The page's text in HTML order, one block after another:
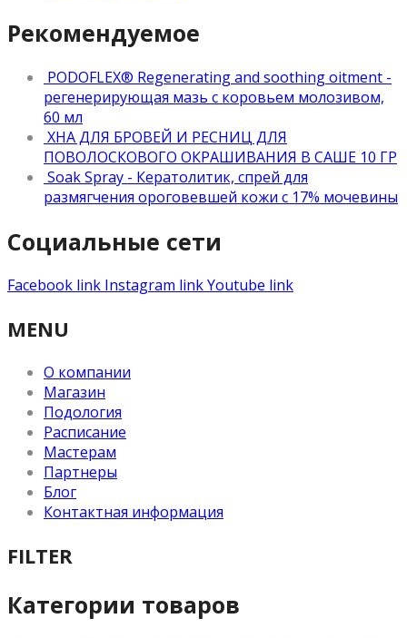
Рекомендуемое
PODOFLEX® Regenerating and soothing oitment -
регенерирующая мазь с коровьем молозивом,
60 мл
ХНА ДЛЯ БРОВЕЙ И РЕСНИЦ ДЛЯ
ПОВОЛОСКОВОГО ОКРАШИВАНИЯ В САШЕ 10 ГР
Soak Spray - Кератолитик, спрей для
размягчения ороговевшей кожи с 17% мочевины
Социальные сети
Facebook link Instagram linkYoutube link
MENU
О компании
Магазин
Подология
Расписание
Мастерам
Партнеры
Блог
Контактная информация
FILTER
Категории товаров